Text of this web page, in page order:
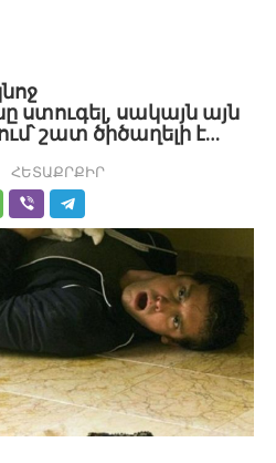
ստուգել, սակայն այն
շատ ծիծաղելի է…
ՀԵՏԱՔՐՔԻՐ